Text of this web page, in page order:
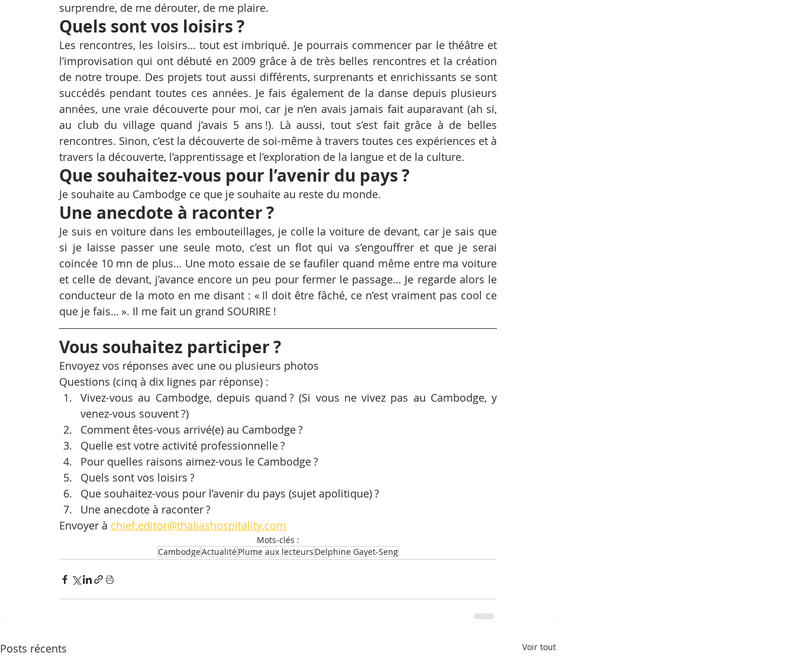
surprendre, de me dérouter, de me plaire.
Quels sont vos loisirs ?
Les rencontres, les loisirs… tout est imbriqué. Je pourrais commencer par le théâtre et
l’improvisation qui ont débuté en 2009 grâce à de très belles rencontres et la création
de notre troupe. Des projets tout aussi différents, surprenants et enrichissants se sont
succédés pendant toutes ces années. Je fais également de la danse depuis plusieurs
années, une vraie découverte pour moi, car je n’en avais jamais fait auparavant (ah si,
au club du village quand j’avais 5 ans !). Là aussi, tout s’est fait grâce à de belles
rencontres. Sinon, c’est la découverte de soi-même à travers toutes ces expériences et à
travers la découverte, l’apprentissage et l’exploration de la langue et de la culture.
Que souhaitez-vous pour l’avenir du pays ?
Je souhaite au Cambodge ce que je souhaite au reste du monde.
Une anecdote à raconter ?
Je suis en voiture dans les embouteillages, je colle la voiture de devant, car je sais que
si je laisse passer une seule moto, c’est un flot qui va s’engouffrer et que je serai
coincée 10 mn de plus… Une moto essaie de se faufiler quand même entre ma voiture
et celle de devant, j’avance encore un peu pour fermer le passage… Je regarde alors le
conducteur de la moto en me disant : « Il doit être fâché, ce n’est vraiment pas cool ce
que je fais… ». Il me fait un grand SOURIRE !
Vous souhaitez participer ?
Envoyez vos réponses avec une ou plusieurs photos
Questions (cinq à dix lignes par réponse) :
Vivez-vous au Cambodge, depuis quand ? (Si vous ne vivez pas au Cambodge, y
venez-vous souvent ?)
Comment êtes-vous arrivé(e) au Cambodge ?
Quelle est votre activité professionnelle ?
Pour quelles raisons aimez-vous le Cambodge ?
Quels sont vos loisirs ?
Que souhaitez-vous pour l’avenir du pays (sujet apolitique) ?
Une anecdote à raconter ?
Envoyer à chief.editor@thaliashospitality.com
Mots-clés :
CambodgeActualitéPlume aux lecteurs Delphine Gayet-Seng
Posts récents Voir tout